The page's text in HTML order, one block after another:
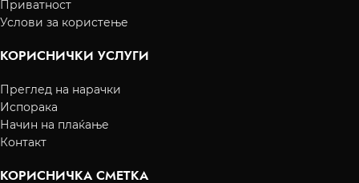
Приватност
Услови за користење
КОРИСНИЧКИ УСЛУГИ
Преглед на нарачки
Испорака
Начин на плаќање
Контакт
КОРИСНИЧКА СМЕТКА